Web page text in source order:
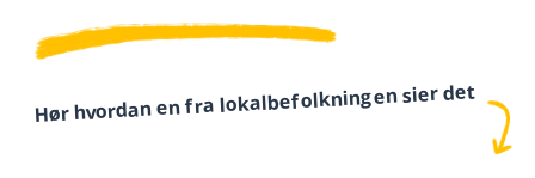
Hør hvordan en fra lokalbefolkningen sier det